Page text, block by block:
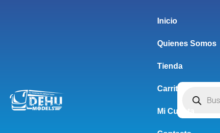
Inicio
Quienes Somos
Tienda
Carrito
Mi Cuenta